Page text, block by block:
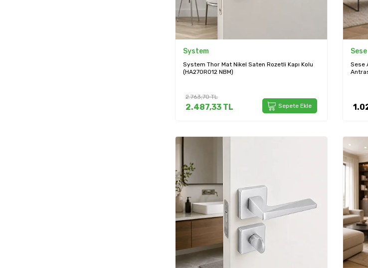
System
System Thor Mat Nikel Saten Rozetli Kapı Kolu
(HA270RO12 NBM)
2.763,70TL
2.487,33 TL Sepete Ekle
Sese
Sese